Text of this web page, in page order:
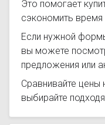
Это помогает
сэкономить время
Если нужной
вы можете
предложения или
Сравнивайте цены
выбирайте